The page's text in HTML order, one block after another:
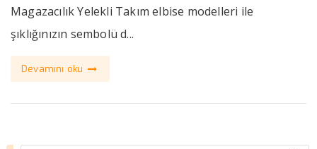
Magazacılık Yelekli Takım elbise modelleri ile
şıklığınızın sembolü d...
Devamını oku